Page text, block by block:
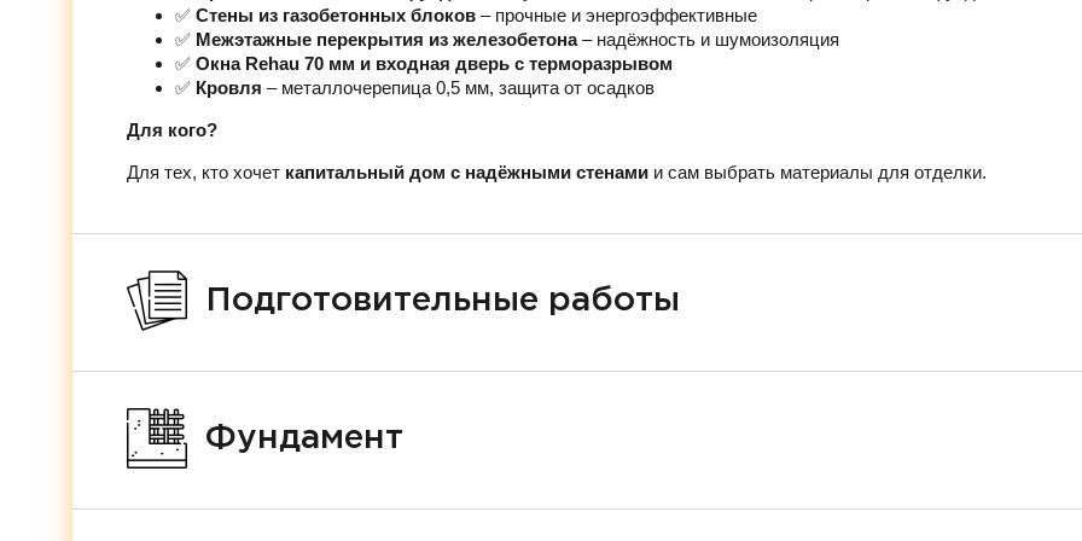
✅ Стены из газобетонных блоков – прочные и энергоэффективные
✅ Межэтажные перекрытия из железобетона– надёжность и шумоизоляция
✅ Окна Rehau 70 мм и входная дверь с терморазрывом
✅ Кровля – металлочерепица 0,5 мм, защита от осадков
Для кого?
Для тех, кто хочет капитальный дом с надёжными стенами и сам выбрать материалы для отделки.
Подготовительные работы
Фундамент